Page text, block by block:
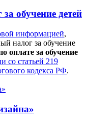
обучение детей
информацией,
налог за обучение
оплате за обучение
со статьей 219
кодекса РФ.